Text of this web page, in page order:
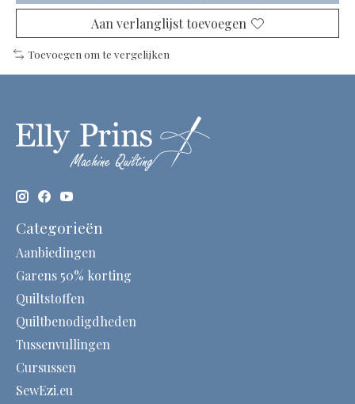
Aan verlanglijst toevoegen
Toevoegen om te vergelijken
Categorieën
Aanbiedingen
Garens 50% korting
Quiltstoffen
Quiltbenodigdheden
Tussenvullingen
Cursussen
SewEzi.eu